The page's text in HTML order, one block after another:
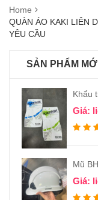
Home
QUÀN ÁO KAKI LIÊN
YÊU CẦU
SẢN PHẨM MỚI
Khẩu
Giá:
Mũ
Giá: